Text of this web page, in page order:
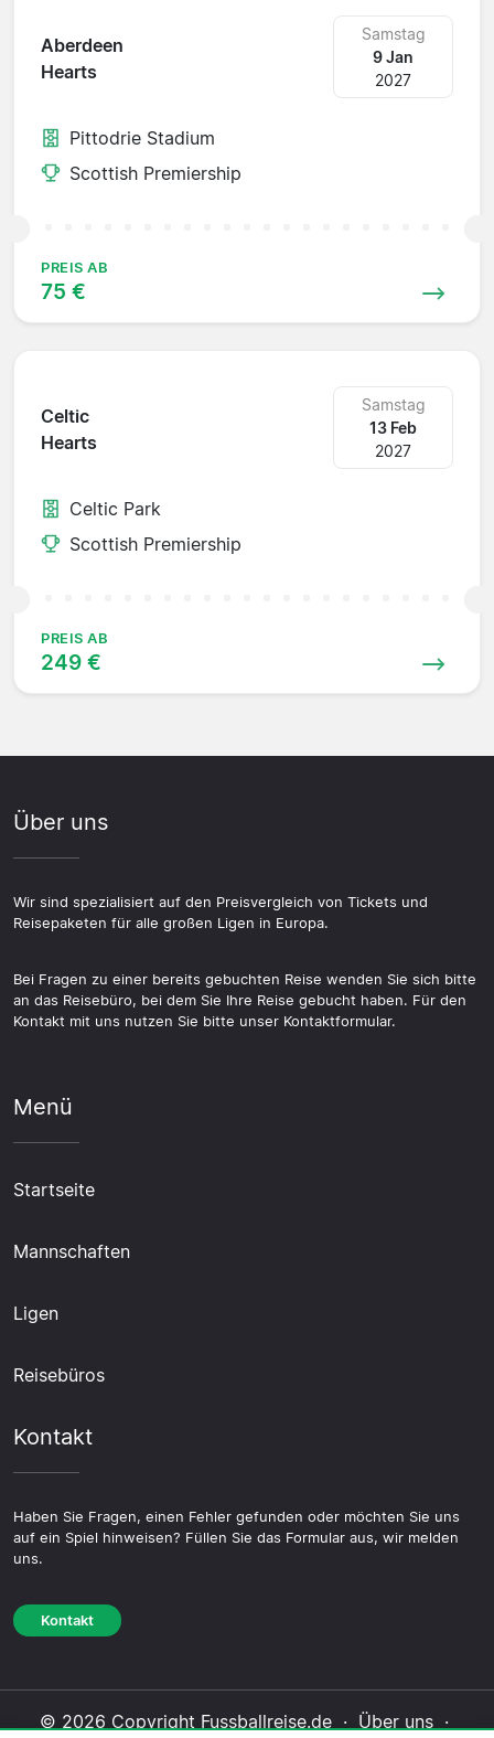
Aberdeen
Hearts
Samstag
9 Jan
2027
Pittodrie Stadium
Scottish Premiership
PREIS AB
75 €
Celtic
Hearts
Samstag
13 Feb
2027
Celtic Park
Scottish Premiership
PREIS AB
249 €
Über uns
Wir sind spezialisiert auf den Preisvergleich von Tickets und
Reisepaketen für alle großen Ligen in Europa.
Bei Fragen zu einer bereits gebuchten Reise wenden Sie sich bitte
an das Reisebüro, bei dem Sie Ihre Reise gebucht haben. Für den
Kontakt mit uns nutzen Sie bitte unser Kontaktformular.
Menü
Startseite
Mannschaften
Ligen
Reisebüros
Kontakt
Haben Sie Fragen, einen Fehler gefunden oder möchten Sie uns
auf ein Spiel hinweisen? Füllen Sie das Formular aus, wir melden
uns.
Kontakt
© 2026 Copyright Fussballreise.de · Über uns ·